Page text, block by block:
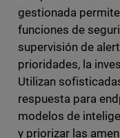
gestionada
funciones de
supervisión de
prioridades, la
Utilizan
respuesta para
modelos de
y priorizar las